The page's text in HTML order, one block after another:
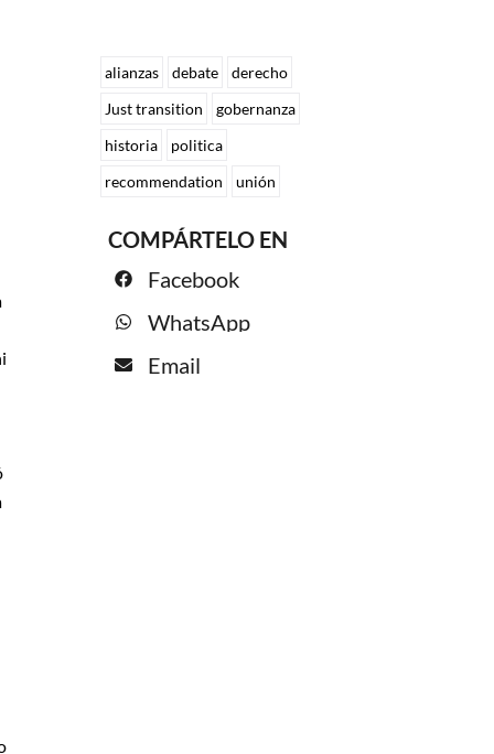
alianzas debate
derecho
Just transition
gobernanza
historia
politica
recommendation
unión
COMPÁRTELO EN
Facebook
WhatsApp
Email